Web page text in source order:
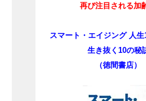
再び注目される加
スマート・エイジング 人
生き抜く10の秘
（徳間書店）